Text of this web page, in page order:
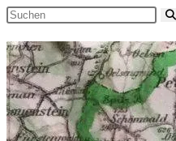
Diese
durchsuchen